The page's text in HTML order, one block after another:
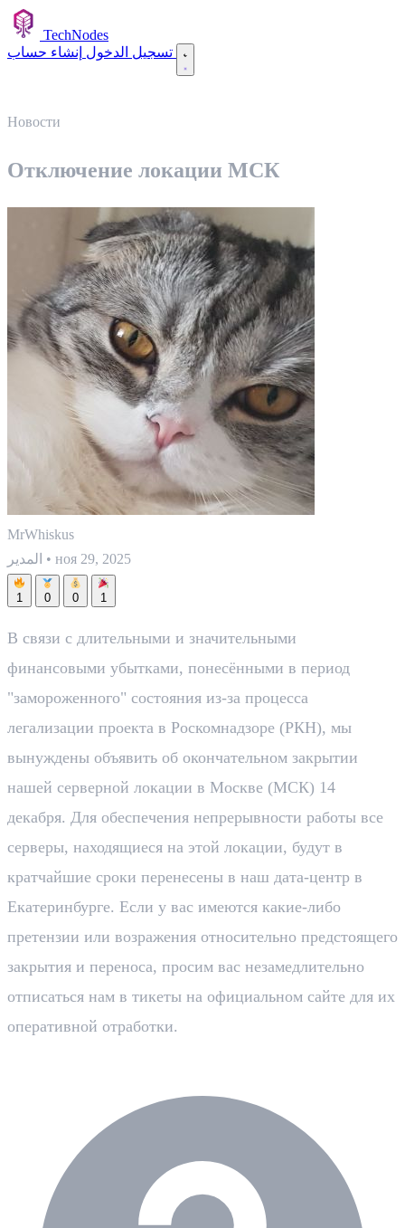
TechNodes
تسجيل الدخول
Новости
Отключение локации МСК
MrWhiskus
المدير • ноя 29, 2025
1 0 0 1
В связи с длительными и значительными
финансовыми убытками, понесёнными в период
"замороженного" состояния из-за процесса
легализации проекта в Роскомнадзоре (РКН), мы
вынуждены объявить об окончательном закрытии
нашей серверной локации в Москве (МСК) 14
декабря. Для обеспечения непрерывности работы все
серверы, находящиеся на этой локации, будут в
кратчайшие сроки перенесены в наш дата-центр в
Екатеринбурге. Если у вас имеются какие-либо
претензии или возражения относительно предстоящего
закрытия и переноса, просим вас незамедлительно
отписаться нам в тикеты на официальном сайте для их
оперативной отработки.